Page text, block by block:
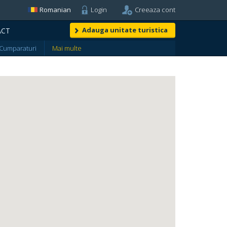
Login Creeaza cont
Romanian
Adauga unitate turistica
Cumparaturi Mai multe